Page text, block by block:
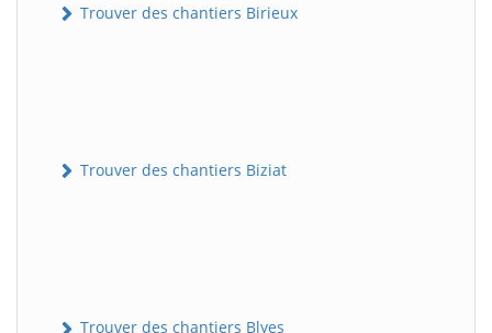
Trouver des chantiers Birieux
Trouver des chantiers Biziat
Trouver des chantiers Blyes